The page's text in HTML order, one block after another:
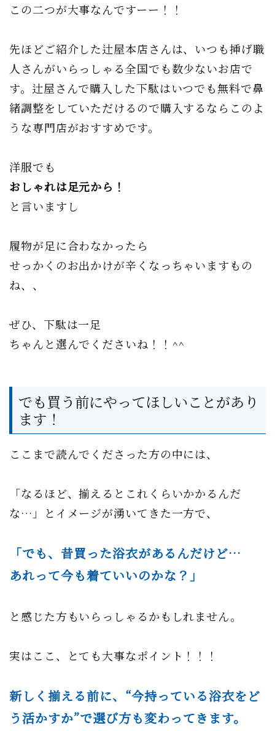
この二つが大事なんですーー！！
先ほどご紹介した辻屋本店さんは、いつも挿げ職
人さんがいらっしゃる全国でも数少ないお店で
す。辻屋さんで購入した下駄はいつでも無料で鼻
緒調整をしていただけるので購入するならこのよ
うな専門店がおすすめです。
洋服でも
おしゃれは足元から！
と言いますし
履物が足に合わなかったら
せっかくのお出かけが辛くなっちゃいますもの
ね、、
ぜひ、下駄は一足
ちゃんと選んでくださいね！！^^
でも買う前にやってほしいことがあり
ます！
ここまで読んでくださった方の中には、
「なるほど、揃えるとこれくらいかかるんだ
な…」とイメージが湧いてきた一方で、
「でも、昔買った浴衣があるんだけど…
あれって今も着ていいのかな？」
と感じた方もいらっしゃるかもしれません。
実はここ、とても大事なポイント！！！
新しく揃える前に、“今持っている浴衣をど
う活かすか”で選び方も変わってきます。